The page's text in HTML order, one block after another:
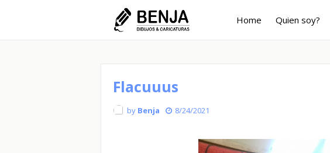
Home Quien soy?
Flacuuus
by Benja 8/24/2021